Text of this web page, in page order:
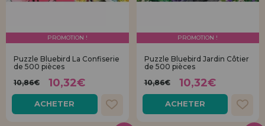
PROMOTION !
Puzzle Bluebird La Confiserie
de 500 pièces
10,86€
10,32€
ACHETER
PROMOTION !
Puzzle Bluebird Jardin Côtier
de 500 pièces
10,86€
10,32€
ACHETER